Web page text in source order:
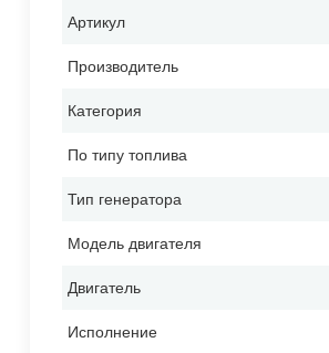
Артикул
Производитель
Категория
По типу топлива
Тип генератора
Модель двигателя
Двигатель
Исполнение